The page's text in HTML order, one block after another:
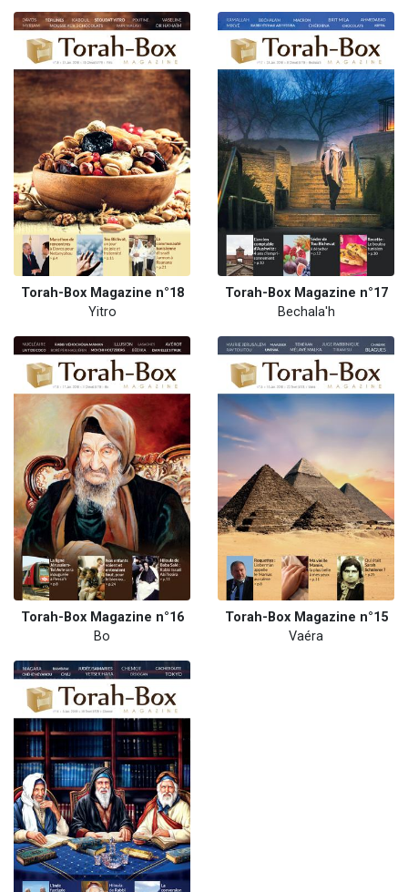
Torah-Box Magazine n°18
Yitro
Torah-Box Magazine n°17
Bechala'h
Torah-Box Magazine n°16
Bo
Torah-Box Magazine n°15
Vaéra